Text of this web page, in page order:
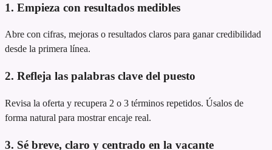
1. Empieza con resultados medibles
Abre con cifras, mejoras o resultados claros para ganar credibilidad
desde la primera línea.
2. Refleja las palabras clave del puesto
Revisa la oferta y recupera 2 o 3 términos repetidos. Úsalos de
forma natural para mostrar encaje real.
3. Sé breve, claro y centrado en la vacante